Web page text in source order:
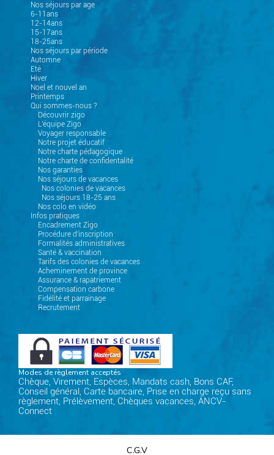
Nos séjours par age
6-11ans
12-14ans
15-17ans
18-25ans
Nos séjours par période
Automne
Eté
Hiver
Noel et nouvel an
Printemps
Qui sommes-nous ?
Découvrir zigo
L'équipe Zigo
Voyager responsable
Notre projet éducatif
Notre charte pédagogique
Notre charte de confidentalité
Nos garanties
Nos séjours de vacances
Nos colonies de vacances
Nos séjours 18-25 ans
Nos colo en vidéo
Infos pratiques
Encadrement Zigo
Procédure d'inscription
Formalités administratives
Santé & vaccination
Tarifs des colonies de vacances
Acheminement de province
Assurance & rapatriement
Compensation carbone
Fidélité et parrainage
Recrutement
Modes de règlement acceptés
Chèque, Virement, Espèces, Mandats cash, Bons CAF,
Conseil général, Carte bancaire, Prise en charge reçu sans
règlement, Prélèvement, Chèques vacances, ANCV-
Connect
C.G.V